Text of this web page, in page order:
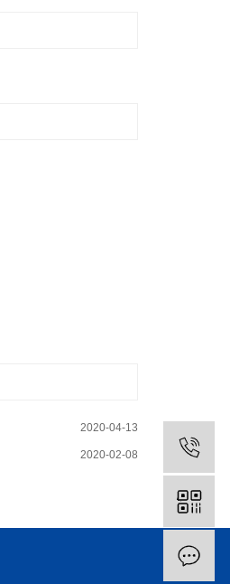
2020-04-13
2020-02-08